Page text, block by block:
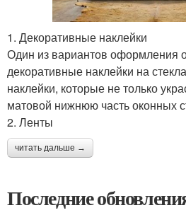
1. Декоративные наклейки
Один из вариантов оформления
декоративные наклейки на
наклейки, которые не только
матовой нижнюю часть оконных
2. Ленты
читать дальше →
Последние